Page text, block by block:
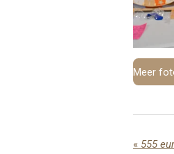
Meer
«